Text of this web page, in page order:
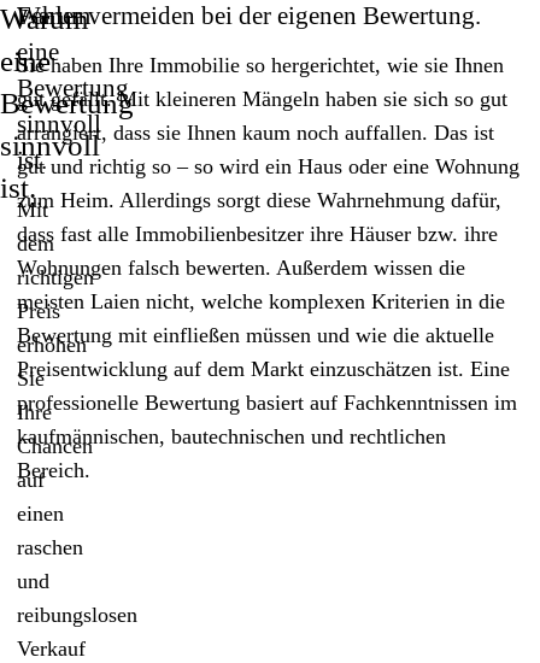
Warum
eine
Bewertung
sinnvoll
ist.
Warum
eine
Bewertung
sinnvoll
ist.
Mit
dem
richtigen
Preis
erhöhen
Sie
Ihre
Chancen
auf
einen
raschen
und
reibungslosen
Verkauf
Fehler vermeiden bei der eigenen Bewertung.
Sie haben Ihre Immobilie so hergerichtet, wie sie Ihnen
gut gefällt. Mit kleineren Mängeln haben sie sich so gut
arrangiert, dass sie Ihnen kaum noch auffallen. Das ist
gut und richtig so – so wird ein Haus oder eine Wohnung
zum Heim. Allerdings sorgt diese Wahrnehmung dafür,
dass fast alle Immobilienbesitzer ihre Häuser bzw. ihre
Wohnungen falsch bewerten. Außerdem wissen die
meisten Laien nicht, welche komplexen Kriterien in die
Bewertung mit einfließen müssen und wie die aktuelle
Preisentwicklung auf dem Markt einzuschätzen ist. Eine
professionelle Bewertung basiert auf Fachkenntnissen im
kaufmännischen, bautechnischen und rechtlichen
Bereich.